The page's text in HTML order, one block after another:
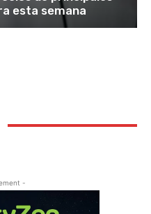
esta semana
-